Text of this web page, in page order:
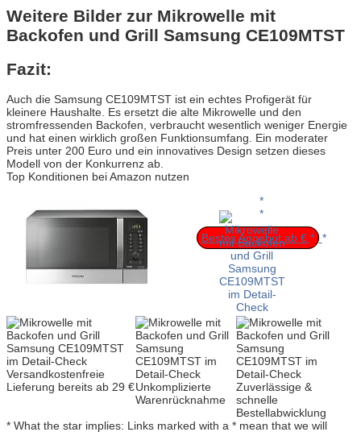
Weitere Bilder zur Mikrowelle mit
Backofen und Grill Samsung CE109MTST
Fazit:
Auch die Samsung CE109MTST ist ein echtes Profigerät für
kleinere Haushalte. Es ersetzt die alte Mikrowelle und den
stromfressenden Backofen, verbraucht wesentlich weniger Energie
und hat einen wirklich großen Funktionsumfang. Ein moderater
Preis unter 200 Euro und ein innovatives Design setzen dieses
Modell von der Konkurrenz ab.
Top Konditionen bei Amazon nutzen
Bestes Angebot ab €
Versandkostenfreie
Lieferung bereits ab 29 €Unkomplizierte
Warenrücknahme
Zuverlässige &
schnelle
Bestellabwicklung
* What the star implies: Links marked with a * mean that we will